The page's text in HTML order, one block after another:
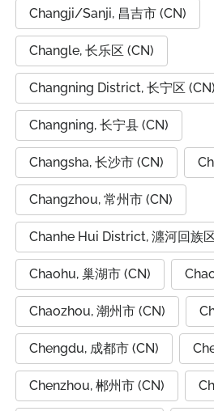
Changji/Sanji, 昌吉市 (CN)
Changle, 长乐区 (CN)
Changning District, 长宁区 (CN)
Changning, 长宁县 (CN)
Changsha, 长沙市 (CN)
Changzhou, 常州市 (CN)
Chanhe Hui District, 瀍河回族
Chaohu, 巢湖市 (CN)
Chaozhou, 潮州市 (CN)
Chengdu, 成都市 (CN)
Chenzhou, 郴州市 (CN)